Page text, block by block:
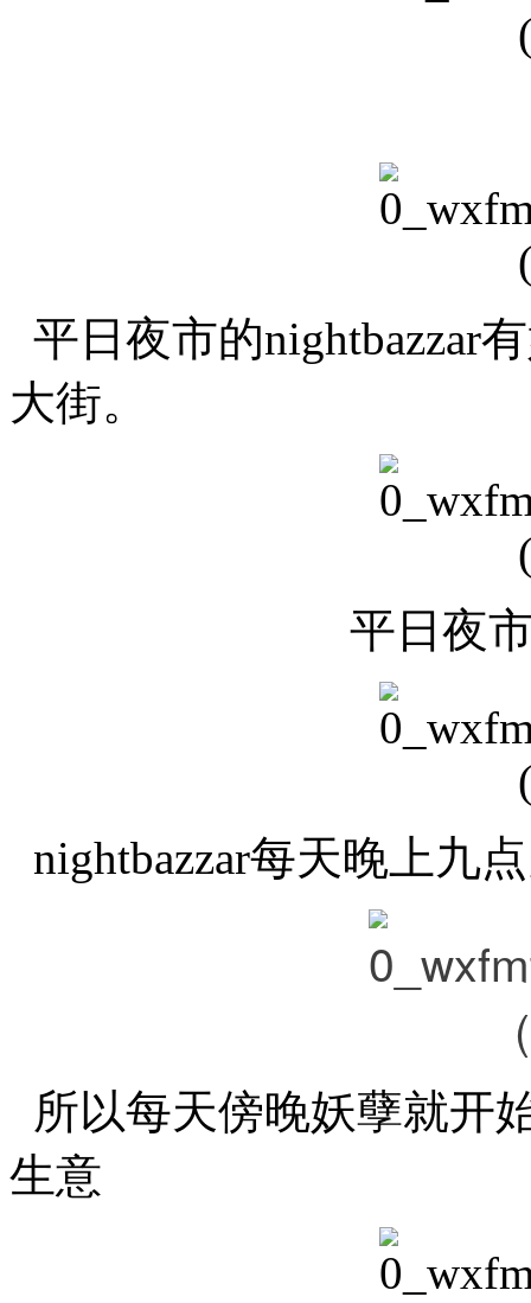
平日夜市的nightbazzar
大街。
平日夜
nightbazzar每天晚上九
所以每天傍晚妖孽就开
生意